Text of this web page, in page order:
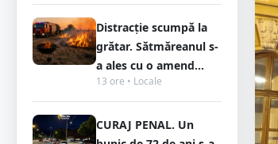
Distracție scumpă la
grătar. Sătmăreanul s-
a ales cu o amend...
13 ore • Locale
CURAJ PENAL. Un